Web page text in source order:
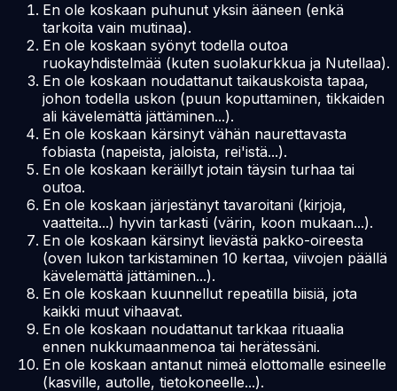
En ole koskaan puhunut yksin ääneen (enkä
tarkoita vain mutinaa).
En ole koskaan syönyt todella outoa
ruokayhdistelmää (kuten suolakurkkua ja Nutellaa).
En ole koskaan noudattanut taikauskoista tapaa,
johon todella uskon (puun koputtaminen, tikkaiden
ali kävelemättä jättäminen...).
En ole koskaan kärsinyt vähän naurettavasta
fobiasta (napeista, jaloista, rei'istä...).
En ole koskaan keräillyt jotain täysin turhaa tai
outoa.
En ole koskaan järjestänyt tavaroitani (kirjoja,
vaatteita...) hyvin tarkasti (värin, koon mukaan...).
En ole koskaan kärsinyt lievästä pakko-oireesta
(oven lukon tarkistaminen 10 kertaa, viivojen päällä
kävelemättä jättäminen...).
En ole koskaan kuunnellut repeatilla biisiä, jota
kaikki muut vihaavat.
En ole koskaan noudattanut tarkkaa rituaalia
ennen nukkumaanmenoa tai herätessäni.
En ole koskaan antanut nimeä elottomalle esineelle
(kasville, autolle, tietokoneelle...).